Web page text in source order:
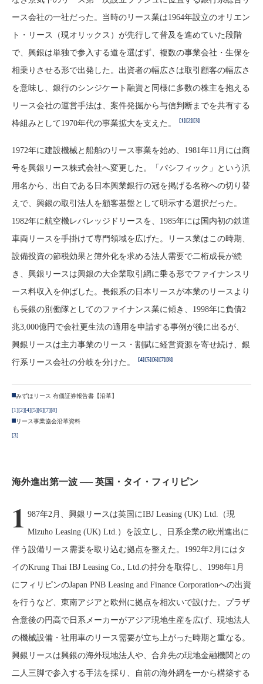
ース会社の一社だった。当時のリース業は1964年設立のオリエン
ト・リース（現オリックス）が先行して普及を進めていた段階
で、興銀は単独で参入する道を選ばず、複数の事業会社・生保を
相乗りさせる形で出発した。出資者の幅広さは取引顧客の幅広さ
を意味し、銀行のシンジケート融資と同様に多数の株主を抱える
リース会社の運営手法は、案件発掘から与信判断までを共有する
枠組みとして1970年代の事業拡大を支えた。
[1][2][3]
1972年に建設機械と船舶のリース事業を始め、1981年11月には商
号を興銀リース株式会社へ変更した。「パシフィック」という汎
用名から、出自である日本興業銀行の冠を掲げる名称への切り替
えで、興銀の取引法人を顧客基盤として明示する選択だった。
1982年に航空機レバレッジドリースを、1985年には国内初の鉄道
車両リースを手掛けて専門領域を広げた。リース業はこの時期、
設備投資の節税効果と簿外化を求める法人需要で二桁成長が続
き、興銀リースは興銀の大企業取引網に乗る形でファイナンスリ
ース料収入を伸ばした。長銀系の日本リースが本業のリースより
も長銀の別働隊としてのファイナンス業に傾き、1998年に負債2
兆3,000億円で会社更生法の適用を申請する事例が後に出るが、
興銀リースは主力事業のリース・割賦に経営資源を寄せ続け、銀
行系リース会社の分岐を分けた。
[4][5][6][7][8]
みずほリース 有価証券報告書【沿革】
[1][2][4][5][6][7][8]
リース事業協会沿革資料
[3]
海外進出第一波 ── 英国・タイ・フィリピン
1 987年2月、興銀リースは英国にIBJ Leasing (UK) Ltd.（現
Mizuho Leasing (UK) Ltd.）を設立し、日系企業の欧州進出に
伴う設備リース需要を取り込む拠点を整えた。1992年2月にはタ
イのKrung Thai IBJ Leasing Co., Ltd.の持分を取得し、1998年1月
にフィリピンのJapan PNB Leasing and Finance Corporationへの出資
を行うなど、東南アジアと欧州に拠点を相次いで設けた。プラザ
合意後の円高で日系メーカーがアジア現地生産を広げ、現地法人
の機械設備・社用車のリース需要が立ち上がった時期と重なる。
興銀リースは興銀の海外現地法人や、合弁先の現地金融機関との
二人三脚で参入する手法を採り、自前の海外網を一から構築する